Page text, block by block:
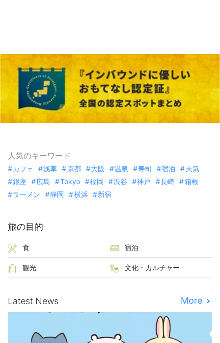
人気のキーワード
カフェ 浅草 京都 大阪 温泉 寿司 宿泊
天気
銀座
広島 Tokyo 福岡 渋谷 神戸 長崎
箱根
ラーメン
静岡 横浜 新宿
旅の目的
食 宿泊
観光 文化・カルチャー
Latest News More